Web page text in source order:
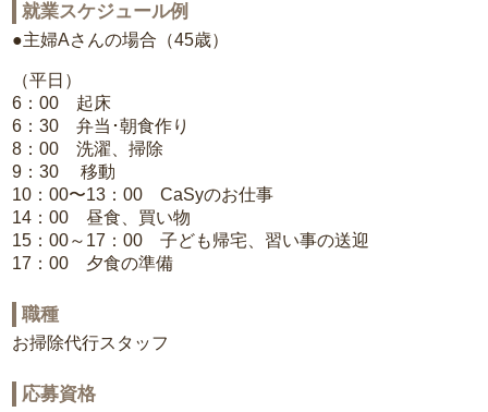
就業スケジュール例
●主婦Aさんの場合（45歳）
（平日）
6：00 起床
6：30 弁当･朝食作り
8：00 洗濯、掃除
9：30 移動
10：00〜13：00 CaSyのお仕事
14：00 昼食、買い物
15：00～17：00 子ども帰宅、習い事の送迎
17：00 夕食の準備
職種
お掃除代行スタッフ
応募資格